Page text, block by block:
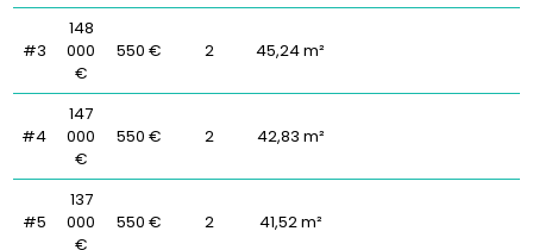
#3
148
000
€
550 € 2 45,24 m²
#4
147
000
€
550 € 2 42,83 m²
#5
137
000
€
550 € 2 41,52 m²